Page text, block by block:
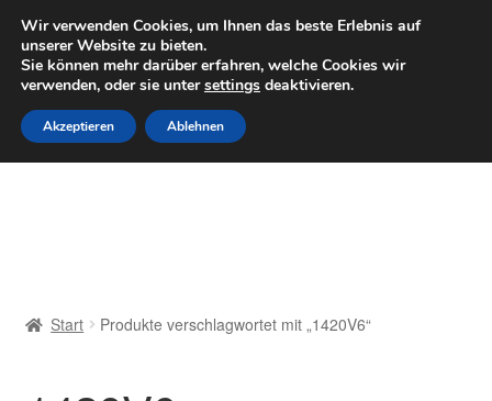
LIEFERUNG ab 6 EUR
Mo–Fr 9–16 Uhr · 0175 7465658
Zur
Navigation
springen
Zum
Inhalt
springen
Start Produkte verschlagwortet mit „1420V6“
Wir verwenden Cookies, um Ihnen das beste Erlebnis auf
unserer Website zu bieten.
Sie können mehr darüber erfahren, welche Cookies wir
verwenden, oder sie untersettings deaktivieren.
Akzeptieren Ablehnen